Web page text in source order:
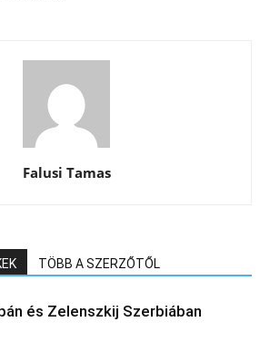
Falusi Tamas
TÖBB A SZERZŐTŐL
és Zelenszkij Szerbiában